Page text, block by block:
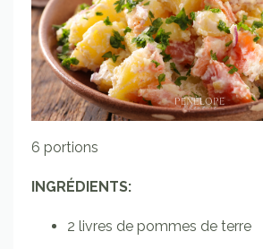
6 portions
INGRÉDIENTS:
2 livres de pommes de terre